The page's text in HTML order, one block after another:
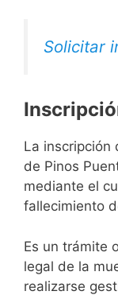
Solicitar
La inscripción
de Pinos
mediante el
fallecimiento
Es un trámite
legal de la
realizarse